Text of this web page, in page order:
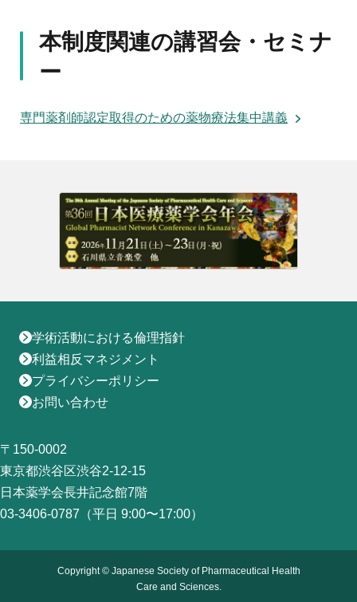
本制度関連の講習会・セミナ
ー
専門薬剤師認定取得のための薬物療法集中講義
学術活動における倫理指針
利益相反マネジメント
プライバシーポリシー
お問い合わせ
〒150-0002
東京都渋谷区渋谷2-12-15
日本薬学会長井記念館7階
03-3406-0787（平日 9:00〜17:00）
Copyright © Japanese Society of Pharmaceutical Health
Care and Sciences.